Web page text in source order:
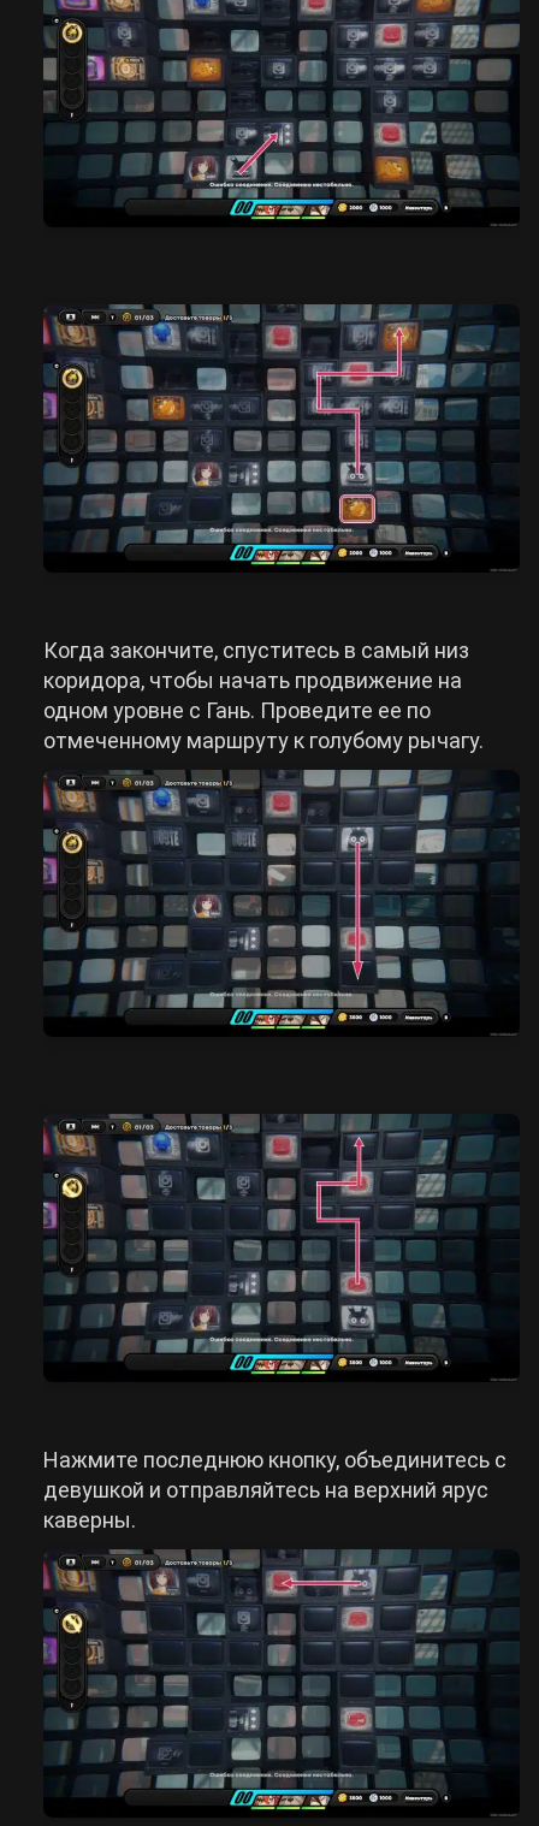
Когда закончите, спуститесь в самый низ
коридора, чтобы начать продвижение на
одном уровне с Гань. Проведите ее по
отмеченному маршруту к голубому рычагу.
Нажмите последнюю кнопку, объединитесь с
девушкой и отправляйтесь на верхний ярус
каверны.